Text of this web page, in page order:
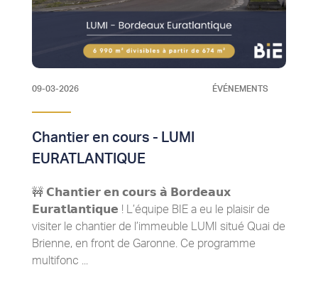
09-03-2026 ÉVÉNEMENTS
Chantier en cours - LUMI
EURATLANTIQUE
🚧 𝗖𝗵𝗮𝗻𝘁𝗶𝗲𝗿 𝗲𝗻 𝗰𝗼𝘂𝗿𝘀 𝗮̀ 𝗕𝗼𝗿𝗱𝗲𝗮𝘂𝘅
𝗘𝘂𝗿𝗮𝘁𝗹𝗮𝗻𝘁𝗶𝗾𝘂𝗲 ! L’équipe BIE a eu le plaisir de
visiter le chantier de l’immeuble LUMI situé Quai de
Brienne, en front de Garonne. Ce programme
multifonc ...